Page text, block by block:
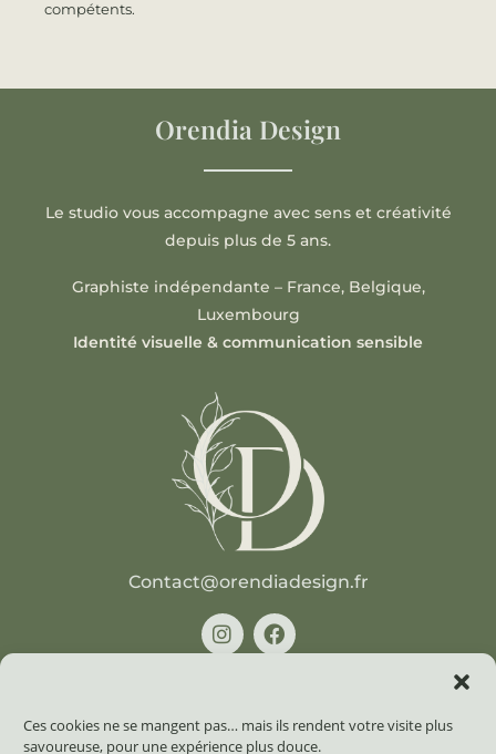
Ces cookies ne se mangent pas… mais ils rendent votre visite plus
savoureuse, pour une expérience plus douce.
compétents.
Orendia Design
Le studio vous accompagne avec sens et créativité
depuis plus de 5 ans.
Graphiste indépendante – France, Belgique,
Luxembourg
Identité visuelle & communication sensible
Contact@orendiadesign.fr